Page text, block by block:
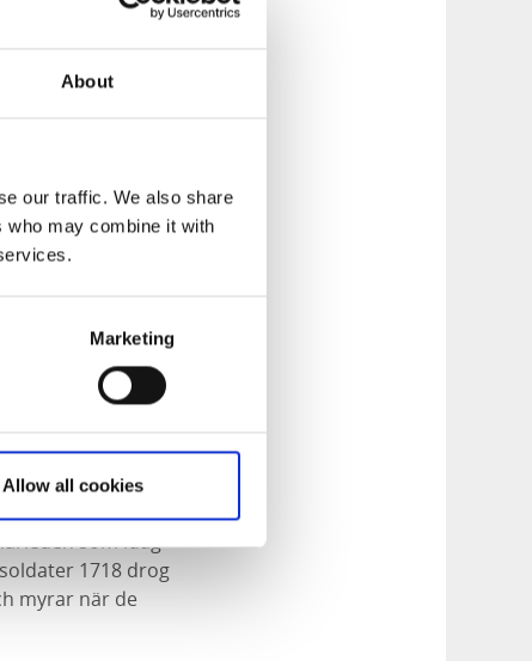
About
our traffic. We also share
who may combine it with
Marketing
Allow all cookies
kulturmiljön
Blume. Här
Chatarina-
fru Chatarina
Bohusläns
som idag
1718 drog
myrar när de